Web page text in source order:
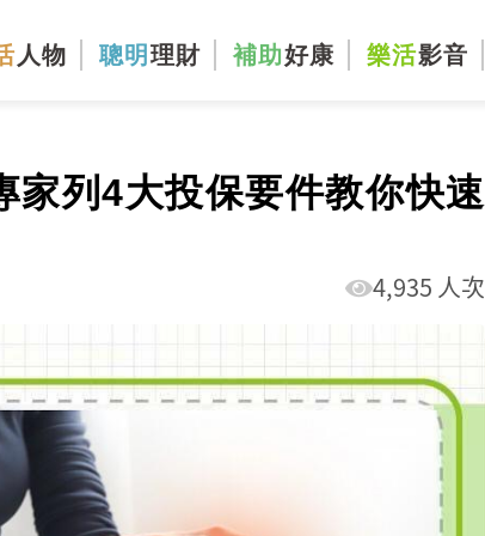
人物 聰明 理財 補助好康 樂活影音
家列4大投保要件教你快速
4,935 人次